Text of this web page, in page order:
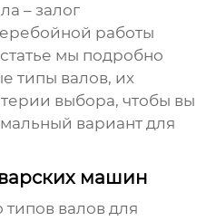
– залог
работы
мы подробно
типы валов, их
выбора, чтобы вы
вариант для
машин
типов валов для